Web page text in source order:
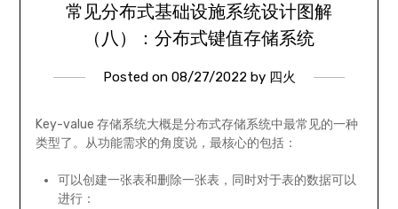
常见分布式基础设施系统设计图解
（八）：分布式键值存储系统
Posted on 08/27/2022 by 四火
Key-value 存储系统大概是分布式存储系统中最常见的一种
类型了。从功能需求的角度说，最核心的包括：
可以创建一张表和删除一张表，同时对于表的数据可以
进行：